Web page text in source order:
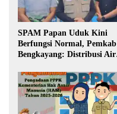
SPAM Papan Uduk Kini
Berfungsi Normal, Pemkab
Bengkayang: Distribusi Air
Warga